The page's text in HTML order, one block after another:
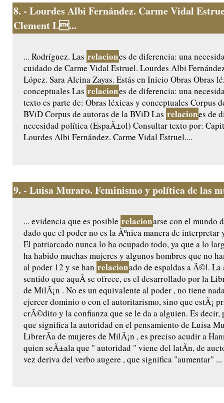
8. - Lourdes Albi Fernández. Carme Vidal
Clement L...
... Rodríguez. Las relaciones de diferencia: una
cuidado de Carme Vidal Estruel. Lourdes Albi
López. Sara Alcina Zayas. Estás en Inicio Obras Obras
conceptuales Las relaciones de diferencia: una
texto es parte de: Obras léxicas y conceptuales Corpus
BViD Corpus de autoras de la BViD Las relaciones de
necesidad política (EspaÃ±ol) Consultar texto por:
Lourdes Albi Fernández. Carme Vidal Estruel....
9. - Luisa Muraro. Feminismo y política de las
... evidencia que es posible relacionarse con el mundo
dado que el poder no es la Ãºnica manera de
El patriarcado nunca lo ha ocupado todo, ya que a lo
ha habido muchas mujeres y algunos hombres que no
al poder 12 y se han relacionado de espaldas a Ã©l.
sentido que aquÃ­ se ofrece, es el desarrollado por la
de MilÃ¡n . No es un equivalente al poder , no tiene
ejercer dominio o con el autoritarismo, sino que estÃ¡
crÃ©dito y la confianza que se le da a alguien. Es decir,
que significa la autoridad en el pensamiento de Luisa
LibrerÃ­a de mujeres de MilÃ¡n , es preciso acudir a
quien seÃ±ala que " autoridad " viene del latÃ­n, de
vez deriva del verbo augere , que significa "aumentar" ...